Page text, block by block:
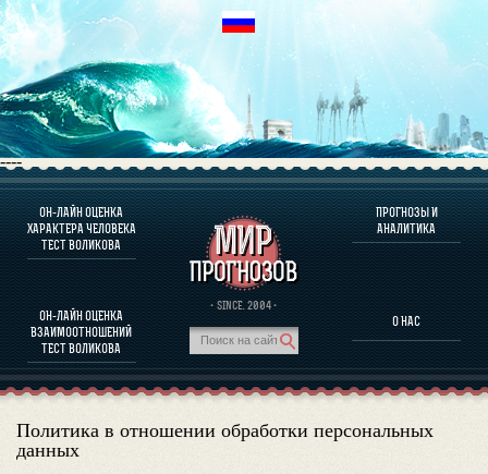
----
ОН-ЛАЙН ОЦЕНКА
ХАРАКТЕРА ЧЕЛОВЕКА
ТЕСТ ВОЛИКОВА
ОН-ЛАЙН ОЦЕНКА
ВЗАИМООТНОШЕНИЙ
ТЕСТ ВОЛИКОВА
· SINCE. 2004 ·
ПРОГНОЗЫ И
АНАЛИТИКА
О НАС
О ПРОГРАММЕ
ОЦЕНКА ХАРАКТЕРA ЧЕЛОВЕКА
ОЦЕНКА ХАРАКТЕРА ВЫДАЮЩИХСЯ ЛИЧНОСТЕЙ
О ПРОГРАММЕ
ПРОГНОЗЫ И АНАЛИТИКА
Политика в отношении обработки персональных
данных